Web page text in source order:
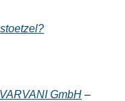
VARVANI GmbH –